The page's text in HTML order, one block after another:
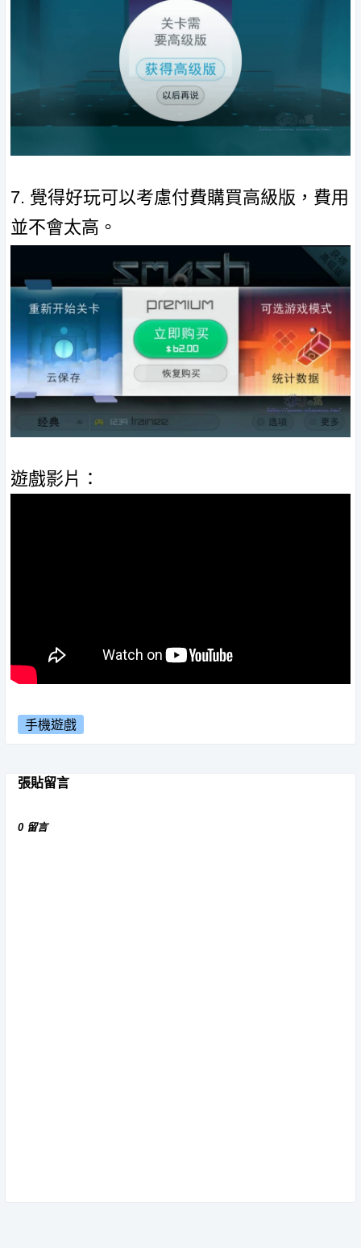
7. 覺得好玩可以考慮付費購買高級版，費用
並不會太高。
遊戲影片：
手機遊戲
張貼留言
0 留言